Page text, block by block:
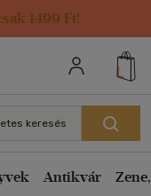
1499 Ft!
keresés
Antikvár